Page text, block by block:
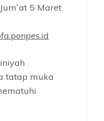
5 Maret
tatap muka